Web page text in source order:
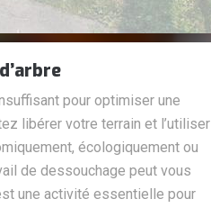
pour optimiser une
libérer votre terrain et l’utiliser
écologiquement ou
de dessouchage peut vous
une activité essentielle pour